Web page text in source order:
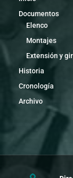
Documentos
Elenco
Montajes
Extensión y
Historia
Cronología
Archivo